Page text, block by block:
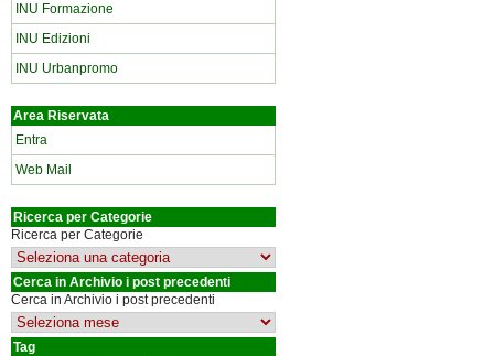
INU Formazione
INU Edizioni
INU Urbanpromo
Area Riservata
Entra
Web Mail
Ricerca per Categorie
Ricerca per Categorie
Cerca in Archivio i post precedenti
Cerca in Archivio i post precedenti
Tag